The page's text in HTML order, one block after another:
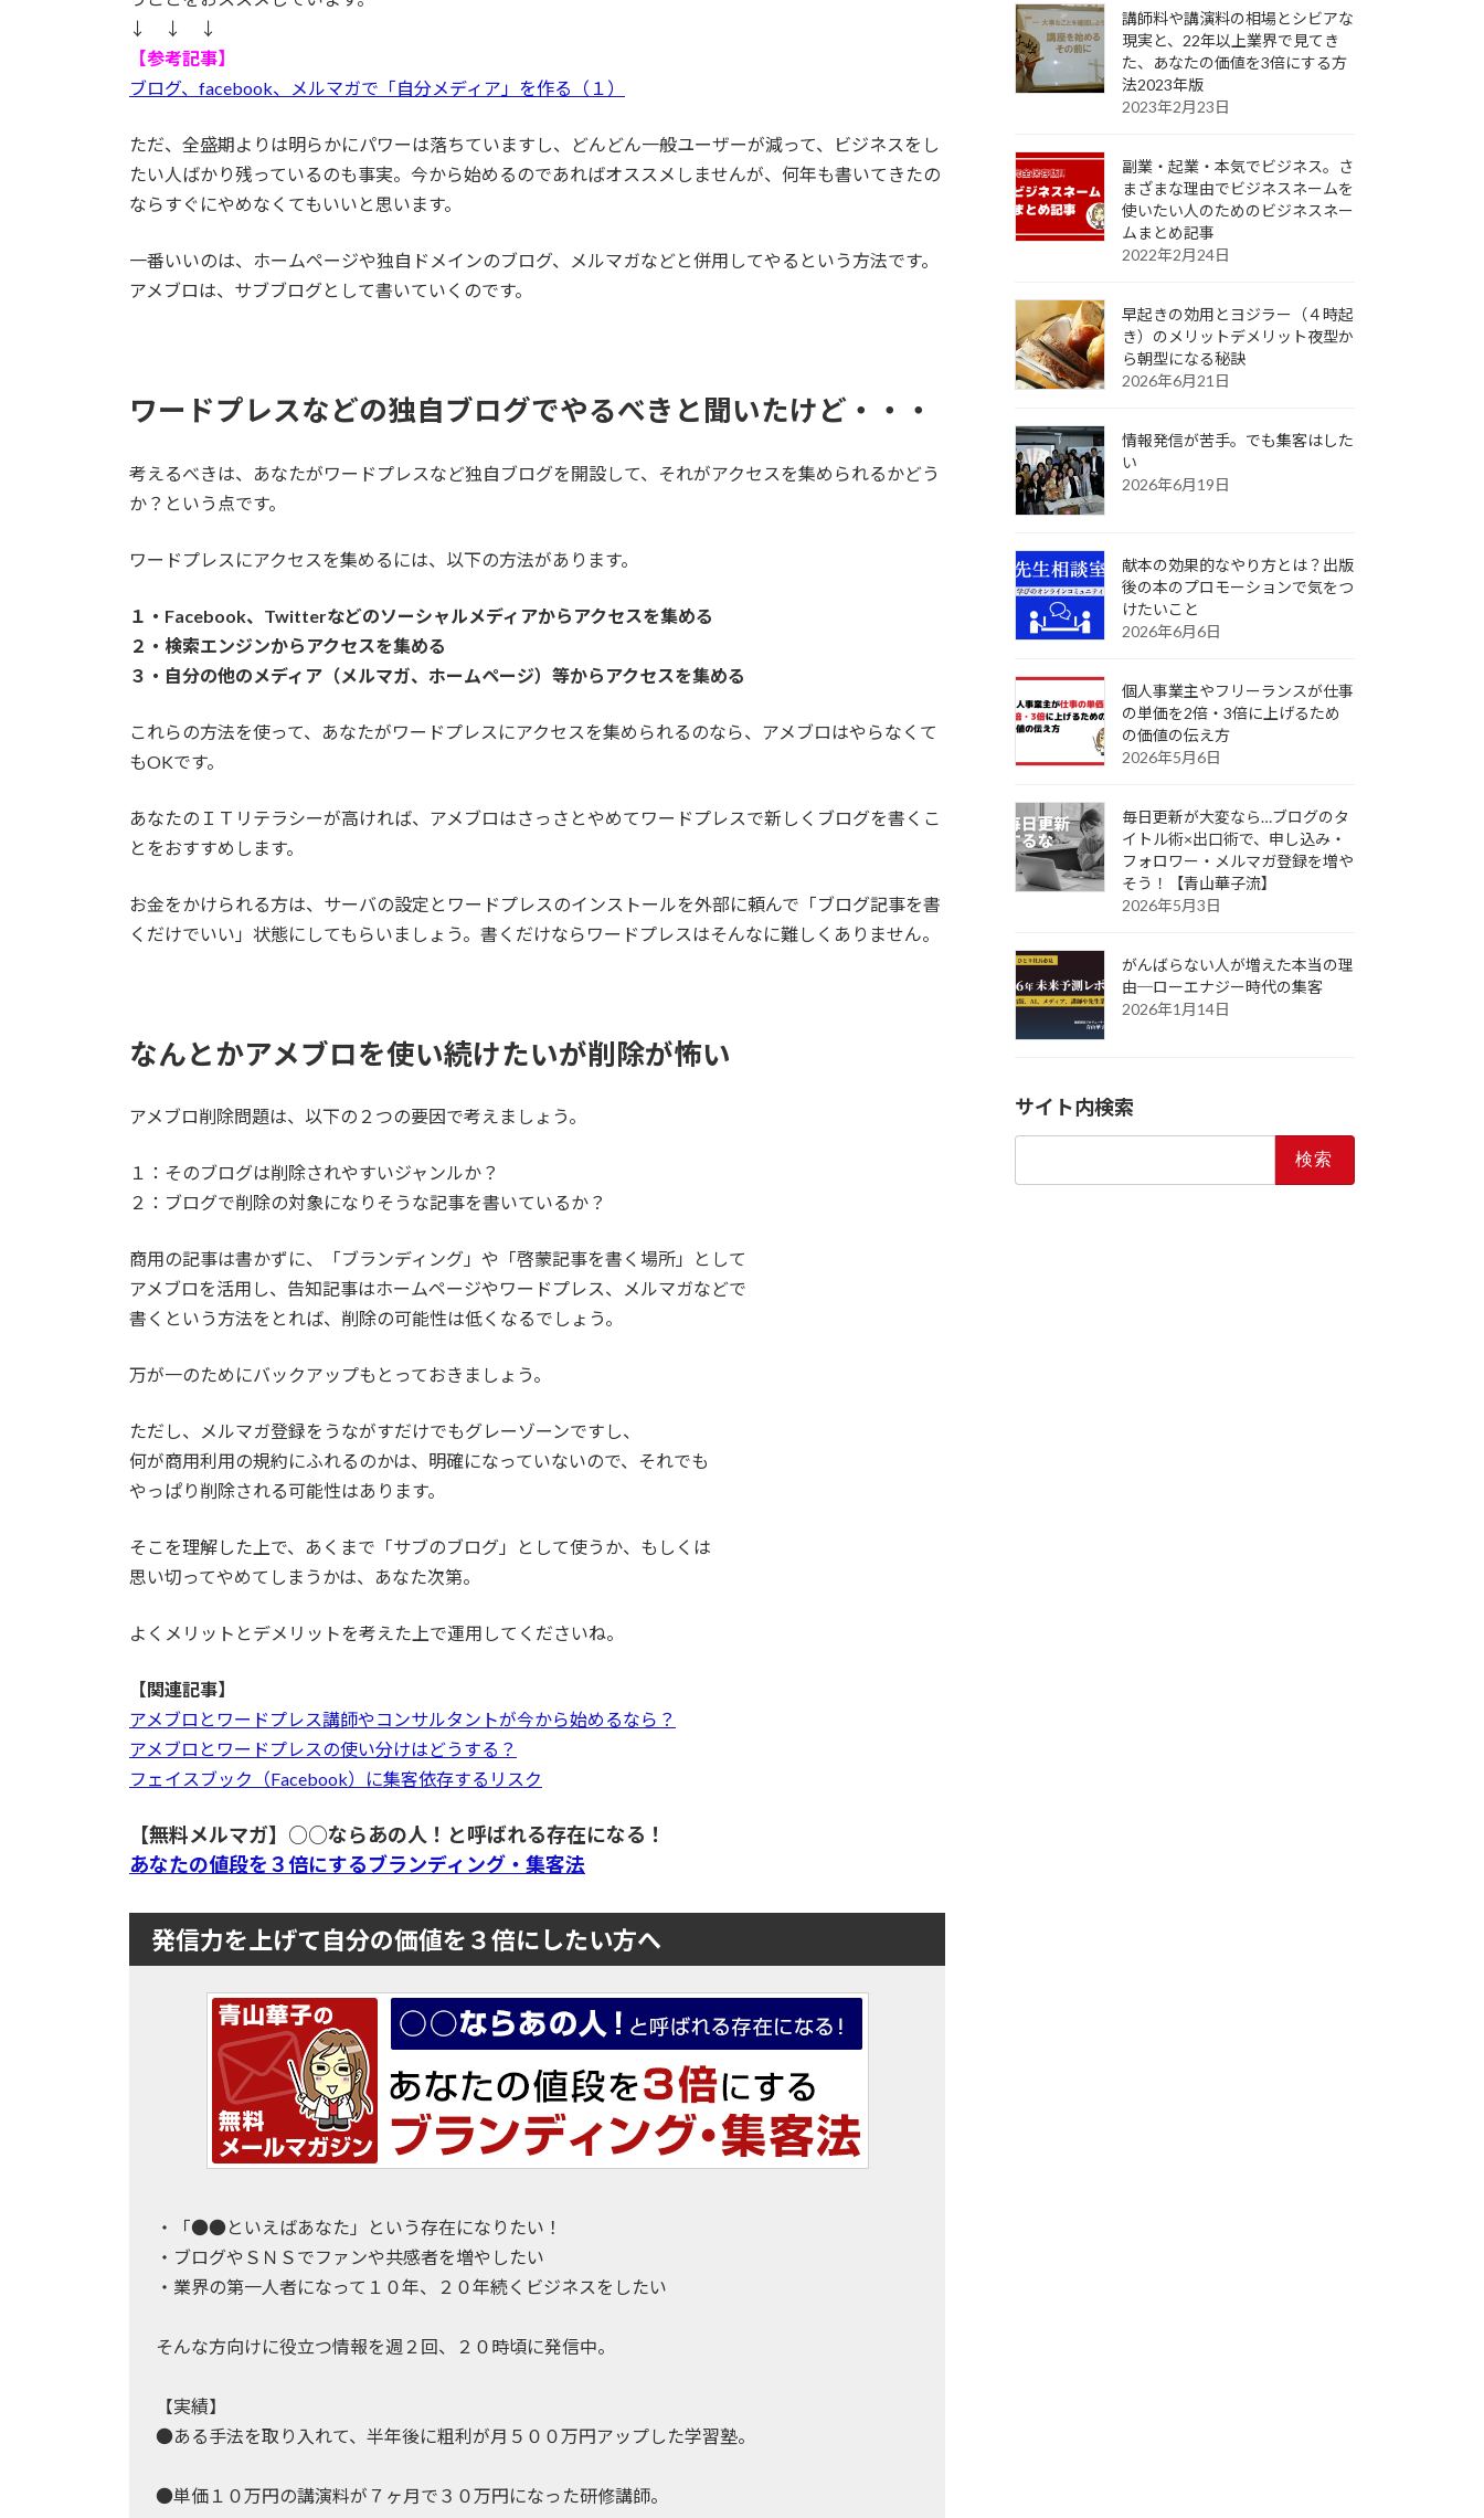
↓ ↓ ↓
【参考記事】
ブログ、facebook、メルマガで「自分メディア」を作る（１）
ただ、全盛期よりは明らかにパワーは落ちていますし、どんどん一般ユーザーが減って、ビジネスをし
たい人ばかり残っているのも事実。今から始めるのであればオススメしませんが、何年も書いてきたの
ならすぐにやめなくてもいいと思います。
一番いいのは、ホームページや独自ドメインのブログ、メルマガなどと併用してやるという方法です。
アメブロは、サブブログとして書いていくのです。
ワードプレスなどの独自ブログでやるべきと聞いたけど・・・
考えるべきは、あなたがワードプレスなど独自ブログを開設して、それがアクセスを集められるかどう
か？という点です。
ワードプレスにアクセスを集めるには、以下の方法があります。
１・Facebook、Twitterなどのソーシャルメディアからアクセスを集める
２・検索エンジンからアクセスを集める
３・自分の他のメディア（メルマガ、ホームページ）等からアクセスを集める
これらの方法を使って、あなたがワードプレスにアクセスを集められるのなら、アメブロはやらなくて
もOKです。
あなたのＩＴリテラシーが高ければ、アメブロはさっさとやめてワードプレスで新しくブログを書くこ
とをおすすめします。
お金をかけられる方は、サーバの設定とワードプレスのインストールを外部に頼んで「ブログ記事を書
くだけでいい」状態にしてもらいましょう。書くだけならワードプレスはそんなに難しくありません。
なんとかアメブロを使い続けたいが削除が怖い
アメブロ削除問題は、以下の２つの要因で考えましょう。
１：そのブログは削除されやすいジャンルか？
２：ブログで削除の対象になりそうな記事を書いているか？
商用の記事は書かずに、「ブランディング」や「啓蒙記事を書く場所」として
アメブロを活用し、告知記事はホームページやワードプレス、メルマガなどで
書くという方法をとれば、削除の可能性は低くなるでしょう。
万が一のためにバックアップもとっておきましょう。
ただし、メルマガ登録をうながすだけでもグレーゾーンですし、
何が商用利用の規約にふれるのかは、明確になっていないので、それでも
やっぱり削除される可能性はあります。
そこを理解した上で、あくまで「サブのブログ」として使うか、もしくは
思い切ってやめてしまうかは、あなた次第。
よくメリットとデメリットを考えた上で運用してくださいね。
【関連記事】
アメブロとワードプレス講師やコンサルタントが今から始めるなら？
アメブロとワードプレスの使い分けはどうする？
フェイスブック（Facebook）に集客依存するリスク
【無料メルマガ】○○ならあの人！と呼ばれる存在になる！
あなたの値段を３倍にするブランディング・集客法
発信力を上げて自分の価値を３倍にしたい方へ
・「●●といえばあなた」という存在になりたい！
・ブログやＳＮＳでファンや共感者を増やしたい
・業界の第一人者になって１０年、２０年続くビジネスをしたい
そんな方向けに役立つ情報を週２回、２０時頃に発信中。
【実績】
●ある手法を取り入れて、半年後に粗利が月５００万円アップした学習塾。
●単価１０万円の講演料が７ヶ月で３０万円になった研修講師。
講師料や講演料の相場とシビアな
現実と、22年以上業界で見てき
た、あなたの価値を3倍にする方
法2023年版
2023年2月23日
副業・起業・本気でビジネス。さ
まざまな理由でビジネスネームを
使いたい人のためのビジネスネー
ムまとめ記事
2022年2月24日
早起きの効用とヨジラー（４時起
き）のメリットデメリット夜型か
ら朝型になる秘訣
2026年6月21日
情報発信が苦手。でも集客はした
い
2026年6月19日
献本の効果的なやり方とは？出版
後の本のプロモーションで気をつ
けたいこと
2026年6月6日
個人事業主やフリーランスが仕事
の単価を2倍・3倍に上げるため
の価値の伝え方
2026年5月6日
毎日更新が大変なら…ブログのタ
イトル術×出口術で、申し込み・
フォロワー・メルマガ登録を増や
そう！【青山華子流】
2026年5月3日
がんばらない人が増えた本当の理
由─ローエナジー時代の集客
2026年1月14日
サイト内検索